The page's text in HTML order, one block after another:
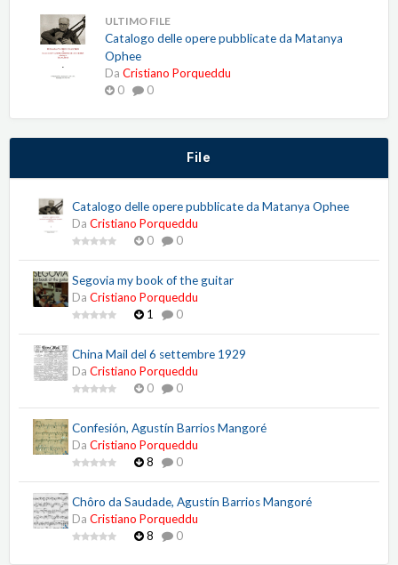
ULTIMO FILE
Catalogo delle opere pubblicate da Matanya
Ophee
Da Cristiano Porqueddu
0
0
File
Catalogo delle opere pubblicate da Matanya Ophee
Da Cristiano Porqueddu
0
0
Segovia my book of the guitar
Da Cristiano Porqueddu
1
0
China Mail del 6 settembre 1929
Da Cristiano Porqueddu
0
0
Confesión, Agustín Barrios Mangoré
Da Cristiano Porqueddu
8
0
Chôro da Saudade, Agustín Barrios Mangoré
Da Cristiano Porqueddu
8
0